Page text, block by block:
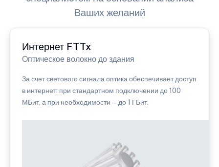
Ваших желаний
Интернет FTTx
Оптическое волокно до здания
За счет светового сигнала оптика обеспечивает доступ
в интернет: при стандартном подключении до 100
МБит, а при необходимости — до 1 ГБит.